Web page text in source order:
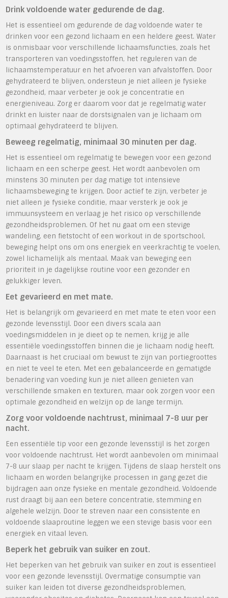
Drink voldoende water gedurende de dag.
Het is essentieel om gedurende de dag voldoende water te
drinken voor een gezond lichaam en een heldere geest. Water
is onmisbaar voor verschillende lichaamsfuncties, zoals het
transporteren van voedingsstoffen, het reguleren van de
lichaamstemperatuur en het afvoeren van afvalstoffen. Door
gehydrateerd te blijven, ondersteun je niet alleen je fysieke
gezondheid, maar verbeter je ook je concentratie en
energieniveau. Zorg er daarom voor dat je regelmatig water
drinkt en luister naar de dorstsignalen van je lichaam om
optimaal gehydrateerd te blijven.
Beweeg regelmatig, minimaal 30 minuten per dag.
Het is essentieel om regelmatig te bewegen voor een gezond
lichaam en een scherpe geest. Het wordt aanbevolen om
minstens 30 minuten per dag matige tot intensieve
lichaamsbeweging te krijgen. Door actief te zijn, verbeter je
niet alleen je fysieke conditie, maar versterk je ook je
immuunsysteem en verlaag je het risico op verschillende
gezondheidsproblemen. Of het nu gaat om een stevige
wandeling, een fietstocht of een workout in de sportschool,
beweging helpt ons om ons energiek en veerkrachtig te voelen,
zowel lichamelijk als mentaal. Maak van beweging een
prioriteit in je dagelijkse routine voor een gezonder en
gelukkiger leven.
Eet gevarieerd en met mate.
Het is belangrijk om gevarieerd en met mate te eten voor een
gezonde levensstijl. Door een divers scala aan
voedingsmiddelen in je dieet op te nemen, krijg je alle
essentiële voedingsstoffen binnen die je lichaam nodig heeft.
Daarnaast is het cruciaal om bewust te zijn van portiegroottes
en niet te veel te eten. Met een gebalanceerde en gematigde
benadering van voeding kun je niet alleen genieten van
verschillende smaken en texturen, maar ook zorgen voor een
optimale gezondheid en welzijn op de lange termijn.
Zorg voor voldoende nachtrust, minimaal 7-8 uur per
nacht.
Een essentiële tip voor een gezonde levensstijl is het zorgen
voor voldoende nachtrust. Het wordt aanbevolen om minimaal
7-8 uur slaap per nacht te krijgen. Tijdens de slaap herstelt ons
lichaam en worden belangrijke processen in gang gezet die
bijdragen aan onze fysieke en mentale gezondheid. Voldoende
rust draagt bij aan een betere concentratie, stemming en
algehele welzijn. Door te streven naar een consistente en
voldoende slaaproutine leggen we een stevige basis voor een
energiek en vitaal leven.
Beperk het gebruik van suiker en zout.
Het beperken van het gebruik van suiker en zout is essentieel
voor een gezonde levensstijl. Overmatige consumptie van
suiker kan leiden tot diverse gezondheidsproblemen,